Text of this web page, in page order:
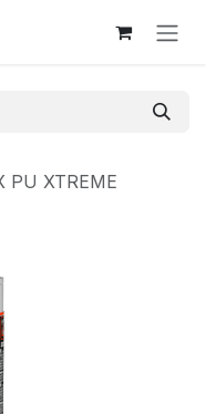
PU XTREME